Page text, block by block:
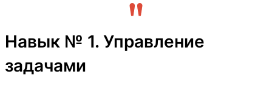
Навык № 1. Управление
задачами